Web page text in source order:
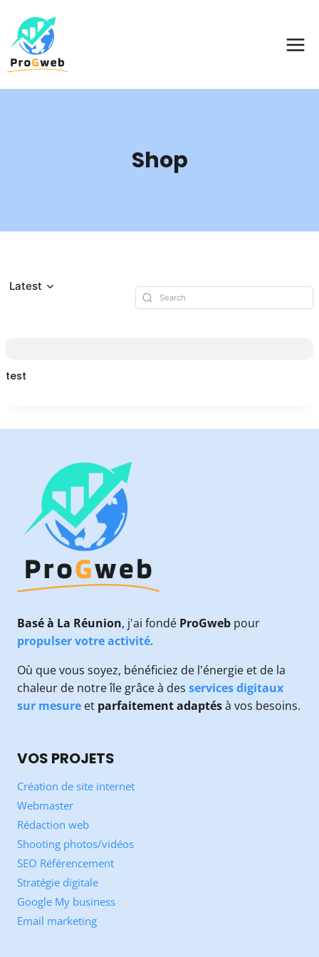
contenu
Shop
Latest
test
Basé à La Réunion, j'ai fondé ProGweb pour
propulser votre activité.
Où que vous soyez, bénéficiez de l'énergie et de la
chaleur de notre île grâce à des services digitaux
sur mesure et parfaitement adaptésà vos besoins.
VOS PROJETS
Création de site internet
Webmaster
Rédaction web
Shooting photos/vidéos
SEO Référencement
Stratégie digitale
Google My business
Email marketing